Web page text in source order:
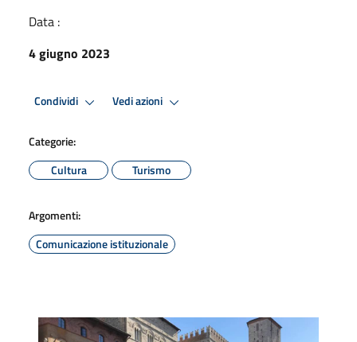
Data :
4 giugno 2023
Condividi Vedi azioni
Categorie:
Cultura
Turismo
Argomenti:
Comunicazione istituzionale